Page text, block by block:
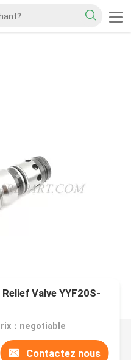
Valve YYF20S-
：negotiable
Contactez nous